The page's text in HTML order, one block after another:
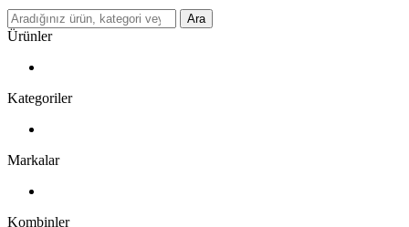
Ara
Ürünler
Kategoriler
Markalar
Kombinler